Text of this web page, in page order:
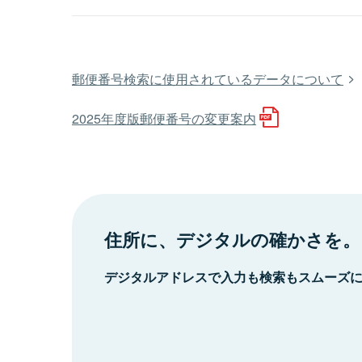
郵便番号検索に使用されているデータについて
2025年度版郵便番号の変更案内
住所に、デジタルの確かさを。
デジタルアドレスで入力も検索もスムーズ